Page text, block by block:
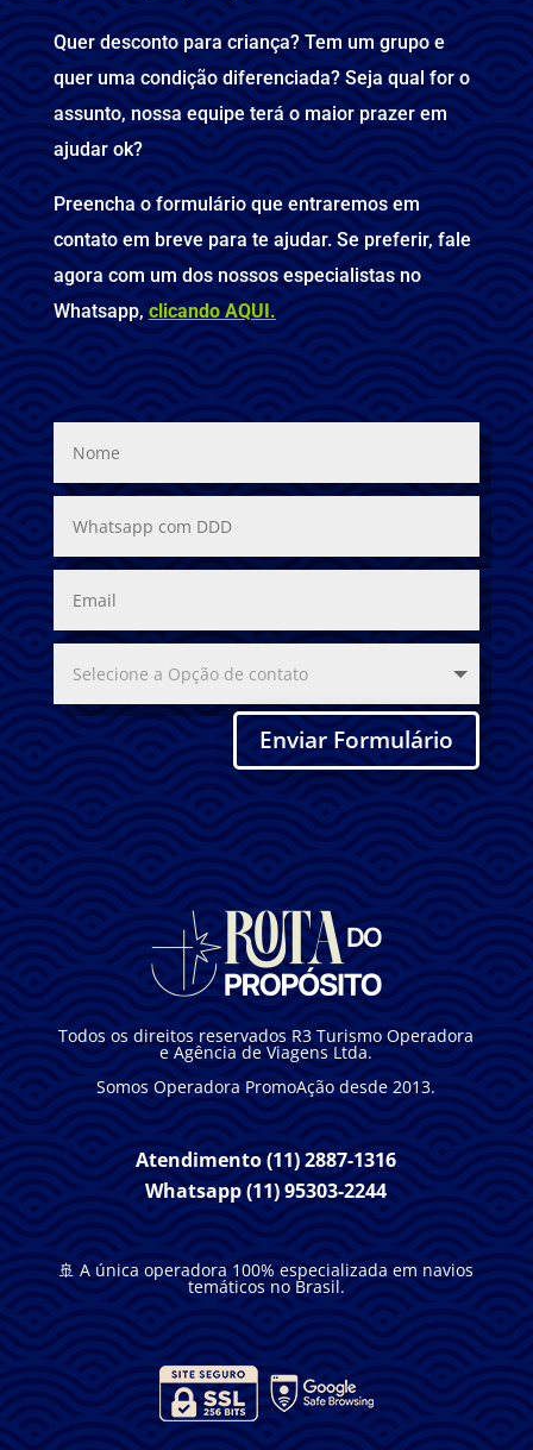
Quer desconto para criança? Tem um grupo e
quer uma condição diferenciada? Seja qual for o
assunto, nossa equipe terá o maior prazer em
ajudar ok?
Preencha o formulário que entraremos em
contato em breve para te ajudar. Se preferir, fale
agora com um dos nossos especialistas no
Whatsapp, clicando AQUI.
Enviar Formulário
Todos os direitos reservados R3 Turismo Operadora
e Agência de Viagens Ltda.
Somos Operadora PromoAção desde 2013.
Atendimento (11) 2887-1316
Whatsapp (11) 95303-2244
🚢 A única operadora 100% especializada em navios
temáticos no Brasil.